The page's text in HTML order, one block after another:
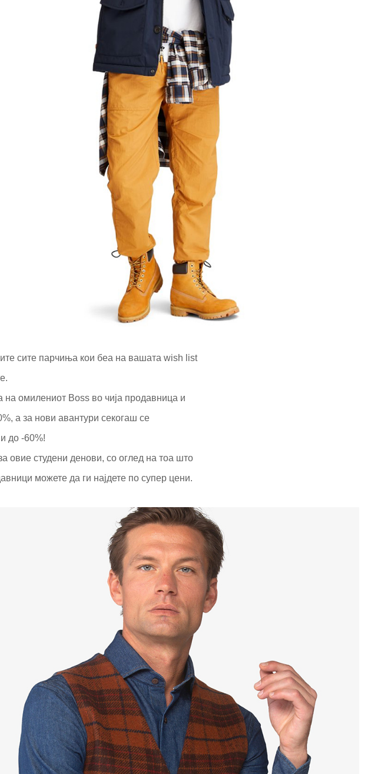
сите парчиња кои беа на вашата wish list
омилениот Boss во чија продавница и
а за нови авантури секогаш се
до -60%!
овие студени денови, со оглед на тоа што
можете да ги најдете по супер цени.